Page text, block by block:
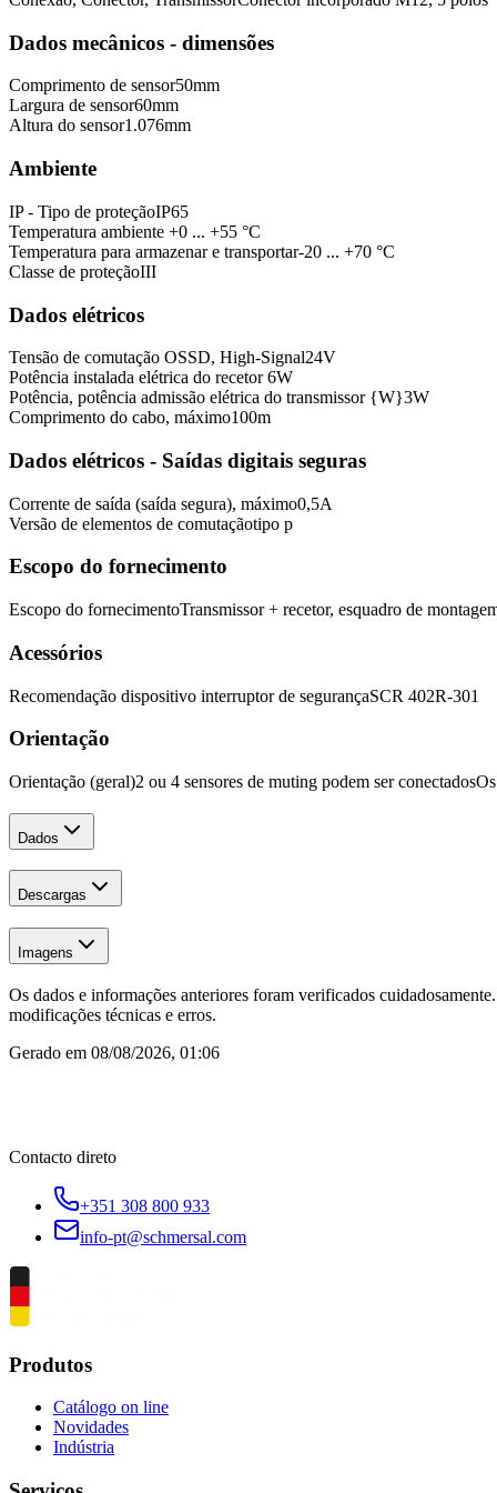
Dados mecânicos - dimensões
Comprimento de sensor50mm
Largura de sensor60mm
Altura do sensor1.076mm
Ambiente
IP - Tipo de proteçãoIP65
Temperatura ambiente +0 ... +55 °C
Temperatura para armazenar e transportar-20 ... +70 °C
Classe de proteçãoIII
Dados elétricos
Tensão de comutação OSSD, High-Signal24V
Potência instalada elétrica do recetor6W
Potência, potência admissão elétrica do transmissor {W}3W
Comprimento do cabo, máximo100m
Dados elétricos - Saídas digitais seguras
Corrente de saída (saída segura), máximo0,5A
Versão de elementos de comutaçãotipo p
Escopo do fornecimento
Escopo do fornecimentoTransmissor + recetor, esquadro de
Acessórios
Recomendação dispositivo interruptor de segurançaSCR 402R-301
Orientação
Orientação (geral)2 ou 4 sensores de muting podem ser conectados
Dados
Descargas
Imagens
Os dados e informações anteriores foram verificados
modificações técnicas e erros.
Gerado em 08/08/2026, 01:06
Contacto direto
+351 308 800 933
info-pt@schmersal.com
Produtos
Catálogo on line
Novidades
Indústria